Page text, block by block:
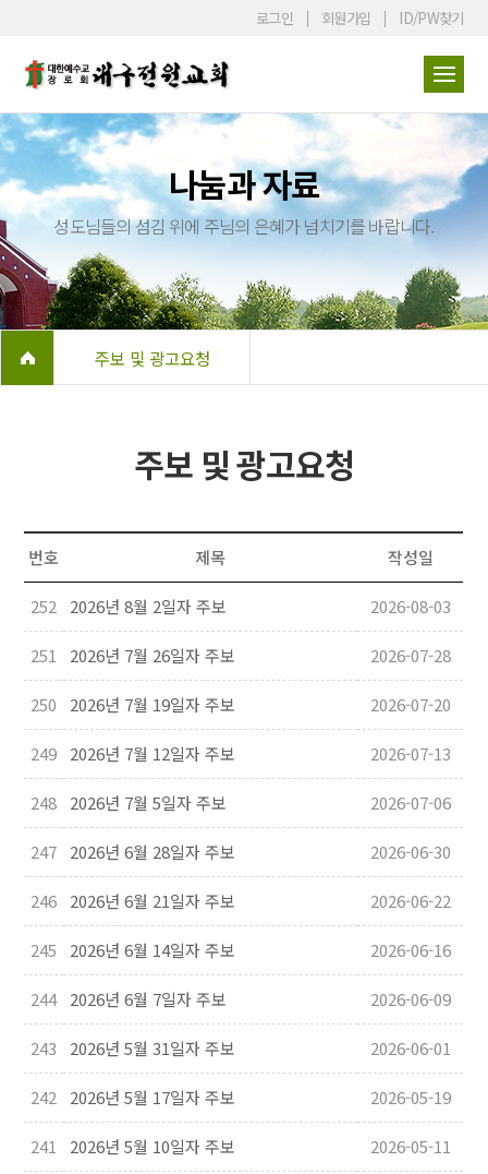
로그인 회원가입 ID/PW찾기
나눔과 자료
성도님들의 섬김 위에 주님의 은혜가 넘치기를 바랍니다.
주보 및 광고요청
주보 및 광고요청
번호 제목 작성일
252 2026년 8월 2일자 주보 2026-08-03
251 2026년 7월 26일자 주보 2026-07-28
250 2026년 7월 19일자 주보 2026-07-20
249 2026년 7월 12일자 주보 2026-07-13
248 2026년 7월 5일자 주보 2026-07-06
247 2026년 6월 28일자 주보 2026-06-30
246 2026년 6월 21일자 주보 2026-06-22
245 2026년 6월 14일자 주보 2026-06-16
244 2026년 6월 7일자 주보 2026-06-09
243 2026년 5월 31일자 주보 2026-06-01
242 2026년 5월 17일자 주보 2026-05-19
241 2026년 5월 10일자 주보 2026-05-11